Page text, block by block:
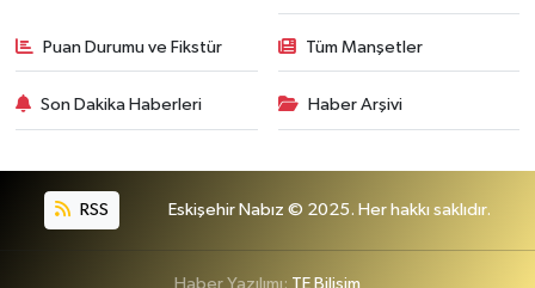
Puan Durumu ve Fikstür Tüm Manşetler
Son Dakika Haberleri Haber Arşivi
RSS Eskişehir Nabız © 2025. Her hakkı saklıdır.
Haber Yazılımı: TE Bilişim